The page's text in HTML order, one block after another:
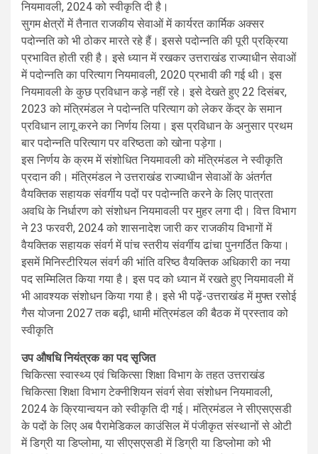
नियमावली, 2024 को स्वीकृति दी है।
सुगम क्षेत्रों में तैनात राजकीय सेवाओं में कार्यरत कार्मिक अक्सर
पदोन्नति को भी ठोकर मारते रहे हैं। इससे पदोन्नति की पूरी प्रक्रिया
प्रभावित होती रही है। इसे ध्यान में रखकर उत्तराखंड राज्याधीन सेवाओं
में पदोन्नति का परित्याग नियमावली, 2020 प्रभावी की गई थी। इस
नियमावली के कुछ प्रविधान कड़े नहीं रहे। इसे देखते हुए 22 दिसंबर,
2023 को मंत्रिमंडल ने पदोन्नति परित्याग को लेकर केंद्र के समान
प्रविधान लागू करने का निर्णय लिया। इस प्रविधान के अनुसार प्रथम
बार पदोन्नति परित्याग पर वरिष्ठता को खोना पड़ेगा।
इस निर्णय के क्रम में संशोधित नियमावली को मंत्रिमंडल ने स्वीकृति
प्रदान की। मंत्रिमंडल ने उत्तराखंड राज्याधीन सेवाओं के अंतर्गत
वैयक्तिक सहायक संवर्गीय पदों पर पदोन्नति करने के लिए पात्रता
अवधि के निर्धारण को संशोधन नियमावली पर मुहर लगा दी। वित्त विभाग
ने 23 फरवरी, 2024 को शासनादेश जारी कर राजकीय विभागों में
वैयक्तिक सहायक संवर्ग में पांच स्तरीय संवर्गीय ढांचा पुनगर्ठित किया।
इसमें मिनिस्टीरियल संवर्ग की भांति वरिष्ठ वैयक्तिक अधिकारी का नया
पद सम्मिलित किया गया है। इस पद को ध्यान में रखते हुए नियमावली में
भी आवश्यक संशोधन किया गया है। इसे भी पढ़ें-उत्तराखंड में मुफ्त रसोई
गैस योजना 2027 तक बढ़ी, धामी मंत्रिमंडल की बैठक में प्रस्‍ताव को
स्‍वीकृति‍
उप औषधि नियंत्रक का पद सृजित
चिकित्सा स्वास्थ्य एवं चिकित्सा शिक्षा विभाग के तहत उत्तराखंड
चिकित्सा शिक्षा विभाग टेक्नीशियन संवर्ग सेवा संशोधन नियमावली,
2024 के क्रियान्वयन को स्वीकृति दी गई। मंत्रिमंडल ने सीएसएसडी
के पदों के लिए अब पैरामेडिकल काउंसिल में पंजीकृत संस्थानों से ओटी
में डिग्री या डिप्लोमा, या सीएसएसडी में डिग्री या डिप्लोमा को भी